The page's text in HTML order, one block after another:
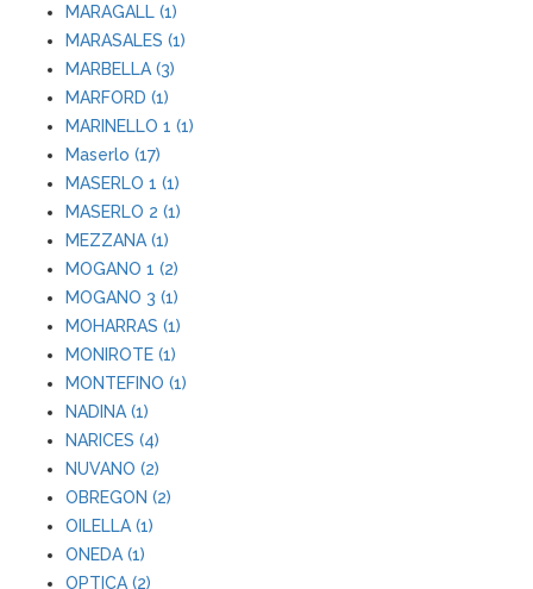
MARAGALL (1)
MARASALES (1)
MARBELLA (3)
MARFORD (1)
MARINELLO 1 (1)
Maserlo (17)
MASERLO 1 (1)
MASERLO 2 (1)
MEZZANA (1)
MOGANO 1 (2)
MOGANO 3 (1)
MOHARRAS (1)
MONIROTE (1)
MONTEFINO (1)
NADINA (1)
NARICES (4)
NUVANO (2)
OBREGON (2)
OILELLA (1)
ONEDA (1)
OPTICA (2)